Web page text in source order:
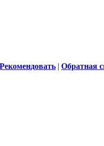
Рекомендовать | Обратная